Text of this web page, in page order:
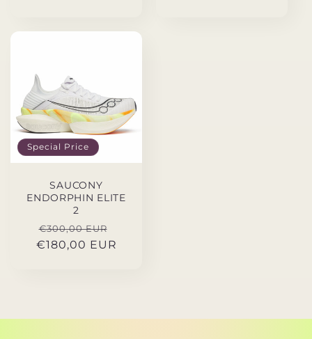
Special Price
SAUCONY
ENDORPHIN ELITE
2
Precio
habitual
€300,00 EUR
Price
€180,00 EUR